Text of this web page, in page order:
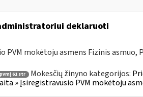
deklaruoti
mokėtoju asmens Fizinis asmuo,
pvmį 61 str Mokesčių žinyno kategorijos:
» Įsiregistravusio PVM mokėtoju